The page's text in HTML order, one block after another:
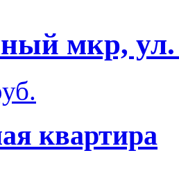
мкр,
квартира